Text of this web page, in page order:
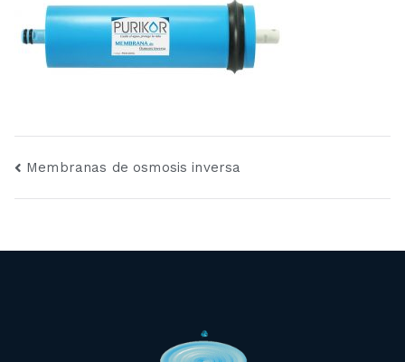
Navegación
de
entradas
Membranas de osmosis inversa